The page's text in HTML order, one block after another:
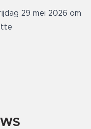
29 mei 2026 om